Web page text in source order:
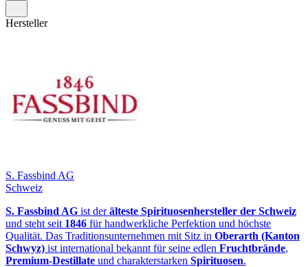
Hersteller
S. Fassbind AG
Schweiz
S. Fassbind AG ist derälteste Spirituosenhersteller der Schweiz
und steht seit 1846 für handwerkliche Perfektion und höchste
Qualität. Das Traditionsunternehmen mit Sitz in Oberarth (Kanton
Schwyz) ist international bekannt für seine edlen Fruchtbrände,
Premium‑Destillate und charakterstarken Spirituosen.